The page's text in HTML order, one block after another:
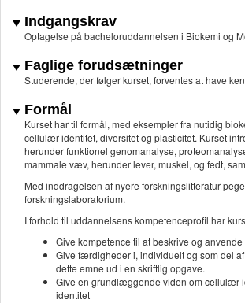
Indgangskrav
Optagelse på bacheloruddannelsen i Biokemi og
Faglige forudsætninger
Studerende, der følger kurset, forventes at have
Formål
Kurset har til formål, med eksempler fra nutidig
cellulær identitet, diversitet og plasticitet. Kurset
herunder funktionel genomanalyse,
mammale væv, herunder lever, muskel, og fedt,
Med inddragelsen af nyere forskningslitteratur
forskningslaboratorium.
I forhold til uddannelsens kompetenceprofil har
Give kompetence til at beskrive og
Give færdigheder i, individuelt og som del
dette emne ud i en skriftlig opgave.
Give en grundlæggende viden om cellulær
identitet